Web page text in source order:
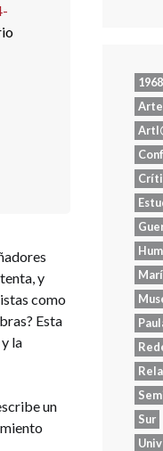
y
como
Esta
la
un
1968
Arte
Sur